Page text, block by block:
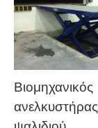
Βιομηχανικός
ανελκυστήρας